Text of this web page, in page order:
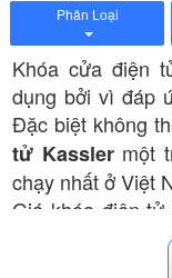
Phân Loại
Khóa cửa điện tử ngày càng được sử dụng thông
dụng bởi vì đáp
Đặc biệt không
tử Kasslermột
chạy nhất ở Việt
Giá khóa điện
đến trên 40
đó, khách